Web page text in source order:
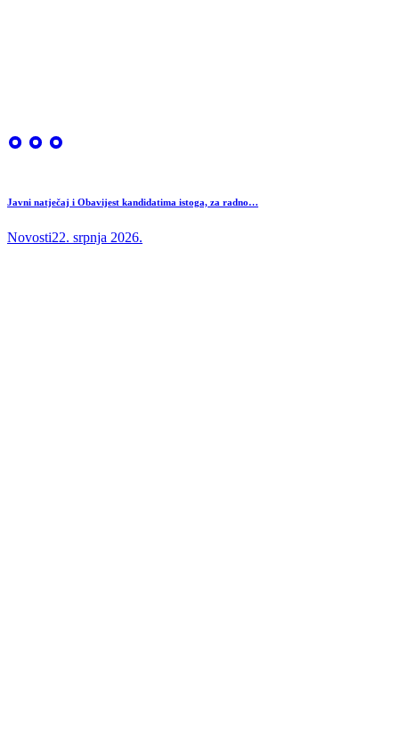
Javni natječaj i Obavijest kandidatima istoga, za radno…
Novosti22. srpnja 2026.